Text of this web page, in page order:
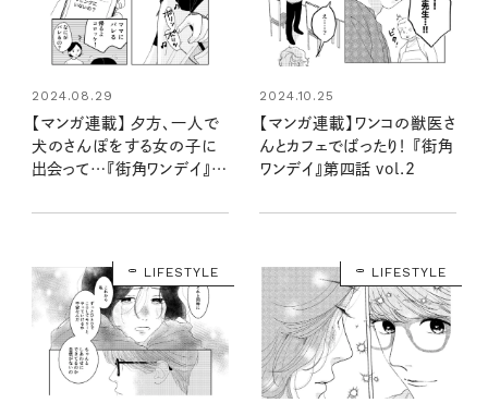
2024.08.29
【マンガ連載】 夕方、一人で
犬のさんぽをする女の子に
出会って…『街角ワンデイ』第
2024.10.25
【マンガ連載】ワンコの獣医さ
んとカフェでばったり！ 『街角
ワンデイ』第四話 vol.2
LIFESTYLE LIFESTYLE